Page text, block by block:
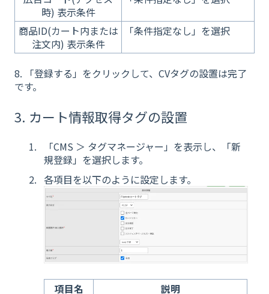
時) 表示条件
商品ID(カート内または
注文内) 表示条件
「条件指定なし」を選択
8. 「登録する」をクリックして、CVタグの設置は完了
です。
3. カート情報取得タグの設置
「CMS ＞ タグマネージャー」を表示し、「新
規登録」を選択します。
各項目を以下のように設定します。
項目名 説明